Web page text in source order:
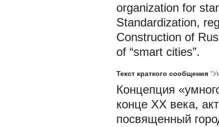
organization for
Standardization,
Construction of
of “smart cities”.
Текст краткого сообщения
Концепция
конце XX века,
посвященный